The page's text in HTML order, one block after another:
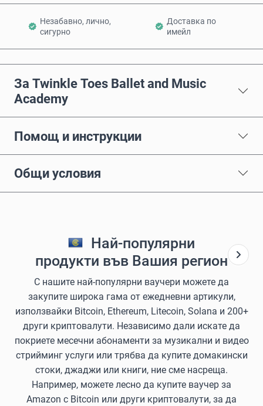
Незабавно, лично,
сигурно
Доставка по
имейл
За Twinkle Toes Ballet and Music
Academy
Помощ и инструкции
Общи условия
Най-популярни
продукти във Вашия регион
С нашите най-популярни ваучери можете да
закупите широка гама от ежедневни артикули,
използвайки Bitcoin, Ethereum, Litecoin, Solana и 200+
други криптовалути. Независимо дали искате да
покриете месечни абонаменти за музикални и видео
стрийминг услуги или трябва да купите домакински
стоки, джаджи или книги, ние сме насреща.
Например, можете лесно да купите ваучер за
Amazon с Bitcoin или други криптовалути, за да